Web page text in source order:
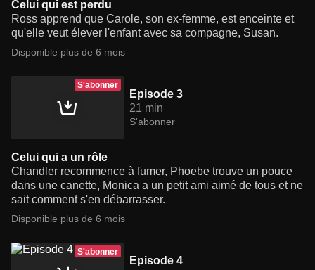
Celui qui est perdu
Ross apprend que Carole, son ex-femme, est enceinte et
qu'elle veut élever l'enfant avec sa compagne, Susan.
Disponible plus de 6 mois
S'abonner
Episode 3
21 min
S'abonner
Celui qui a un rôle
Chandler recommence à fumer, Phoebe trouve un pouce
dans une canette, Monica a un petit ami aimé de tous et ne
sait comment s'en débarrasser.
Disponible plus de 6 mois
S'abonner
Episode 4